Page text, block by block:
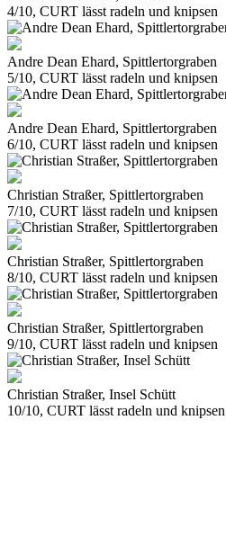
4/10, CURT lässt radeln und knipsen
Andre Dean Ehard, Spittlertorgraben
5/10, CURT lässt radeln und knipsen
Andre Dean Ehard, Spittlertorgraben
6/10, CURT lässt radeln und knipsen
Christian Straßer, Spittlertorgraben
7/10, CURT lässt radeln und knipsen
Christian Straßer, Spittlertorgraben
8/10, CURT lässt radeln und knipsen
Christian Straßer, Spittlertorgraben
9/10, CURT lässt radeln und knipsen
Christian Straßer, Insel Schütt
10/10, CURT lässt radeln und knipsen